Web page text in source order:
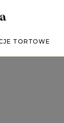
TORTOWE